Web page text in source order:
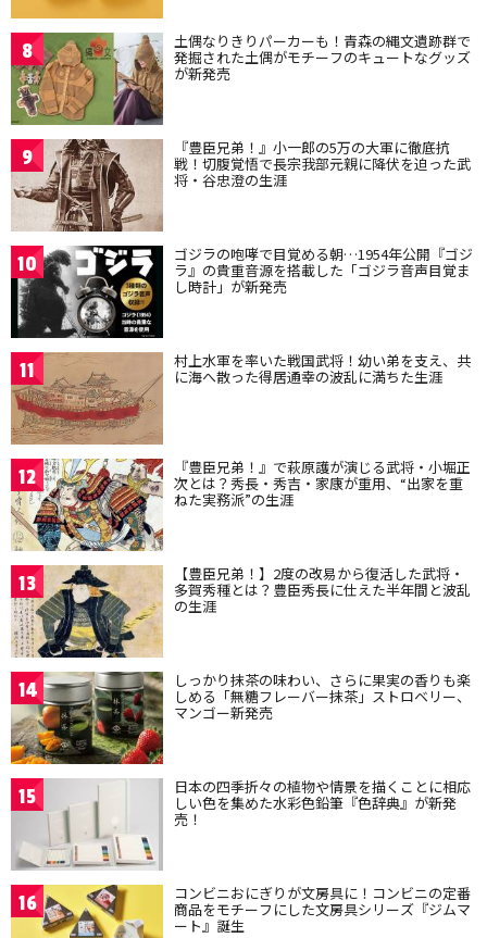
8 土偶なりきりパーカーも！青森の縄文遺跡群で
発掘された土偶がモチーフのキュートなグッズ
が新発売
9 『豊臣兄弟！』小一郎の5万の大軍に徹底抗
戦！切腹覚悟で長宗我部元親に降伏を迫った武
将・谷忠澄の生涯
10 ゴジラの咆哮で目覚める朝…1954年公開『ゴジ
ラ』の貴重音源を搭載した「ゴジラ音声目覚ま
し時計」が新発売
11 村上水軍を率いた戦国武将！幼い弟を支え、共
に海へ散った得居通幸の波乱に満ちた生涯
12 『豊臣兄弟！』で萩原護が演じる武将・小堀正
次とは？秀長・秀吉・家康が重用、“出家を重
ねた実務派”の生涯
13 【豊臣兄弟！】2度の改易から復活した武将・
多賀秀種とは？豊臣秀長に仕えた半年間と波乱
の生涯
14 しっかり抹茶の味わい、さらに果実の香りも楽
しめる「無糖フレーバー抹茶」ストロベリー、
マンゴー新発売
15 日本の四季折々の植物や情景を描くことに相応
しい色を集めた水彩色鉛筆『色辞典』が新発
売！
16 コンビニおにぎりが文房具に！コンビニの定番
商品をモチーフにした文房具シリーズ『ジムマ
ート』誕生